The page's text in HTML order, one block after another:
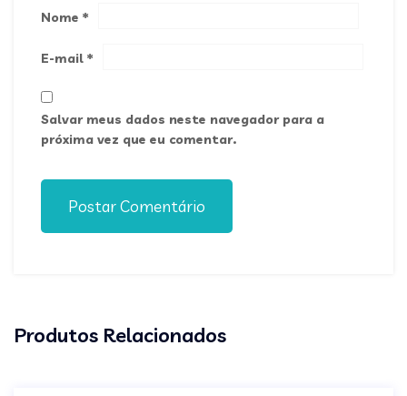
Nome *
E-mail *
Salvar meus dados neste navegador para a
próxima vez que eu comentar.
Postar Comentário
Produtos Relacionados